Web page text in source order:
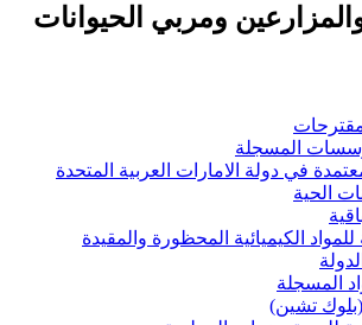
ومربي الحيوانات
المسجلة
في دولة الامارات العربية المتحدة
الحية
للمواد الكيميائية المحظورة والمقيدة
المسجلة
تشين)